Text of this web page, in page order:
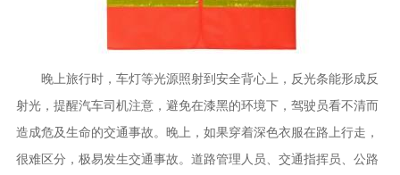
晚上旅行时，车灯等光源照射到安全背心上，反光条能形成反
射光，提醒汽车司机注意，避免在漆黑的环境下，驾驶员看不清而
造成危及生命的交通事故。晚上，如果穿着深色衣服在路上行走，
很难区分，极易发生交通事故。道路管理人员、交通指挥员、公路